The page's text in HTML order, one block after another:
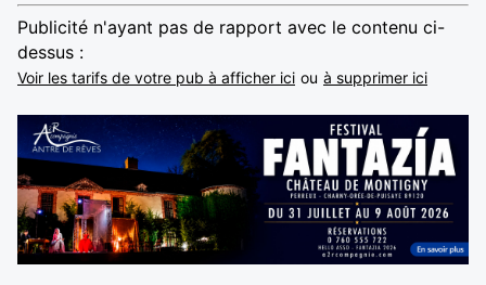
Publicité n'ayant pas de rapport avec le contenu ci-
dessus :
Voir les tarifs de votre pub à afficher ici ou à supprimer ici